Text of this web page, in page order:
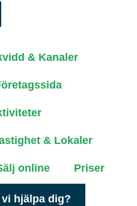
& Kanaler
& Lokaler
online Priser
hjälpa dig?